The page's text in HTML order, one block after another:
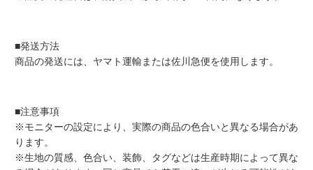
ります。
※生地の質感、色合い、装飾、タグなどは生産時期によって異な
る場合があります。同じ商品でも若干の違いが生じる可能性があ
りますのでご了承ください。